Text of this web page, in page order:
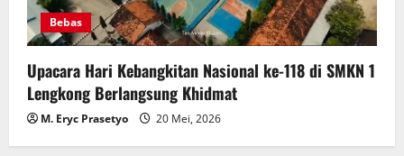
Bebas
Upacara Hari Kebangkitan Nasional ke-118 di SMKN 1
Lengkong Berlangsung Khidmat
M. Eryc Prasetyo 20 Mei, 2026